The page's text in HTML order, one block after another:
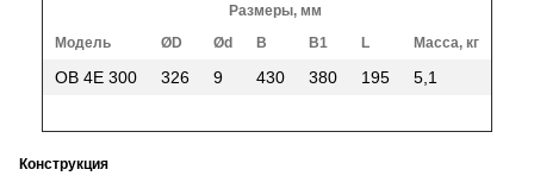
Размеры, мм
Модель
ØD Ød B B1 L Масса, кг
ОВ 4Е 300 326 9 430 380 195 5,1
Конструкция